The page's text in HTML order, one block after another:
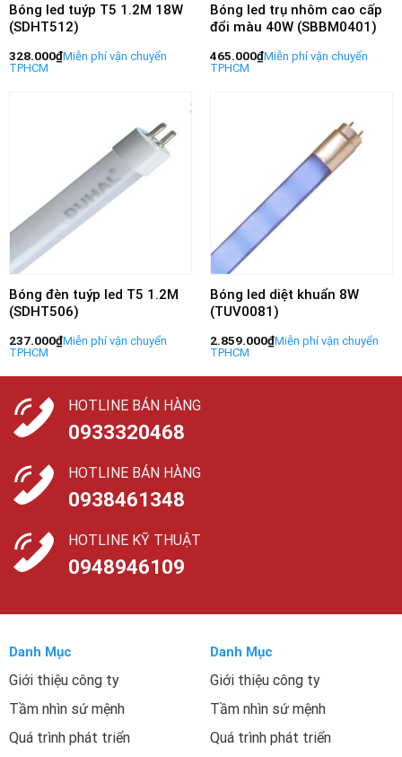
Bóng led tuýp T5 1.2M 18W
(SDHT512)
328.000₫
Bóng led trụ nhôm cao cấp
đổi màu 40W (SBBM0401)
465.000₫
Bóng đèn tuýp led T5 1.2M
(SDHT506)
237.000₫
Bóng led diệt khuẩn 8W
(TUV0081)
2.859.000₫
HOTLINE BÁN HÀNG
0933320468
HOTLINE BÁN HÀNG
0938461348
HOTLINE KỸ THUẬT
0948946109
Danh Mục
Giới thiệu công ty
Tầm nhìn sứ mệnh
Quá trình phát triển
Danh Mục
Giới thiệu công ty
Tầm nhìn sứ mệnh
Quá trình phát triển